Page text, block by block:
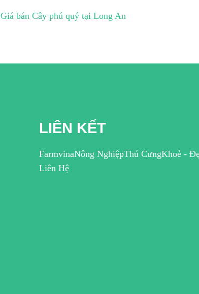
Giá bán Cây phú quý tại Long An
LIÊN KẾT
FarmvinaNông NghiệpThú CưngKhoẻ -
Liên Hệ